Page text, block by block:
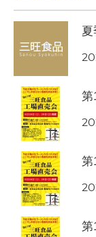
夏
第
第
第